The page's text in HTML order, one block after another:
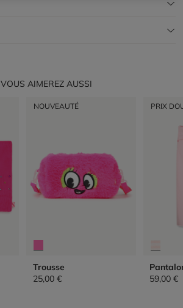
VOUS AIMEREZ AUSSI
NOUVEAUTÉ
Trousse
25,00 €
PRIX
59,00 €